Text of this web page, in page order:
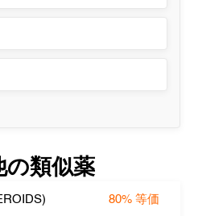
の類似薬
80% 等価